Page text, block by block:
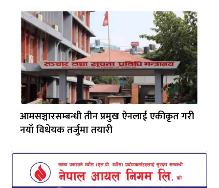
आमसञ्चारसम्बन्धी तीन प्रमुख ऐनलाई एकीकृत गरी
नयाँ विधेयक तर्जुमा तयारी